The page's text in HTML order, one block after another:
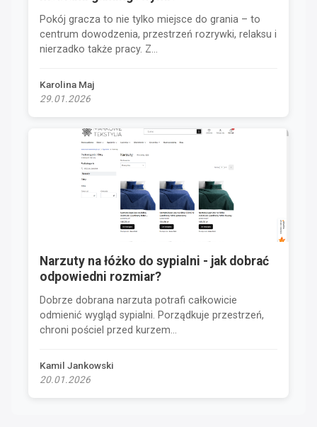
Pokój gracza to nie tylko miejsce do grania – to
centrum dowodzenia, przestrzeń rozrywki, relaksu i
nierzadko także pracy. Z...
Karolina Maj
29.01.2026
Narzuty na łóżko do sypialni - jak dobrać
odpowiedni rozmiar?
Dobrze dobrana narzuta potrafi całkowicie
odmienić wygląd sypialni. Porządkuje przestrzeń,
chroni pościel przed kurzem...
Kamil Jankowski
20.01.2026